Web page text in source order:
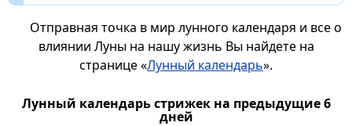
Отправная точка в мир лунного календаря и все о
влиянии Луны на нашу жизнь Вы найдете на
странице «Лунный календарь».
Лунный календарь стрижек на предыдущие 6
дней